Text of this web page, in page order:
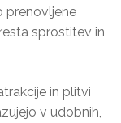
prenovljene
sprostitev in
in plitvi
v udobnih,